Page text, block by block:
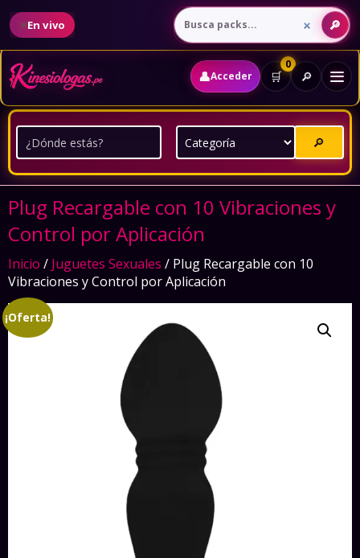
En vivo
👤Acceder 🛒
0
🔎
🔎
Plug Recargable con 10 Vibraciones y
Control por Aplicación
Inicio / Juguetes Sexuales / Plug Recargable con 10
Vibraciones y Control por Aplicación
¡Oferta!